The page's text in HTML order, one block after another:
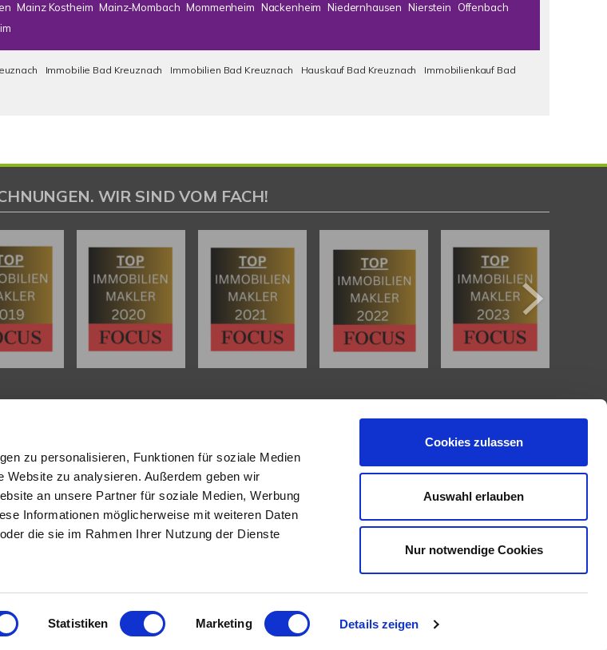
zu personalisieren, Funktionen für soziale Medien
Website zu analysieren. Außerdem geben wir
an unsere Partner für soziale Medien, Werbung
Informationen möglicherweise mit weiteren Daten
die sie im Rahmen Ihrer Nutzung der Dienste
Statistiken Marketing Details zeigen
Cookies zulassen
Auswahl erlauben
Nur notwendige Cookies
Mainz Kostheim Mainz-Mombach Mommenheim Nackenheim Niedernhausen Nierstein
Offenbach
Immobilie Bad Kreuznach Immobilien Bad Kreuznach Hauskauf Bad Kreuznach
Immobilienkauf Bad
WIR SIND VOM FACH!
in
(DIA)
wir Ihnen
Ihrer
lokaler
Sie da.
INHALT
Start
Über uns
Referenzen
Angebote
Eigentümer
Bewertung
IMMOBILIENANGEBOTE
Häuser zum Kauf
Mietangebote
Renditeobjekte
Gewerbeimmobilien
Sitemap